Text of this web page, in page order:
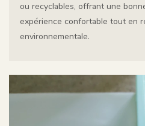
ou recyclables, offrant une
expérience confortable tout en
environnementale.